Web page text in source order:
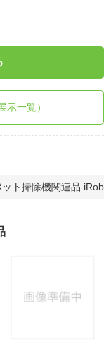
示一覧）
ット掃除機関連品